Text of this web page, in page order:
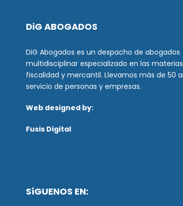
DiG ABOGADOS
DiG Abogados es un despacho de abogados
multidisciplinar especializado en las
fiscalidad y mercantil. Llevamos más de 50
servicio de personas y empresas.
Web designed by:
Fusis Digital
SíGUENOS EN: